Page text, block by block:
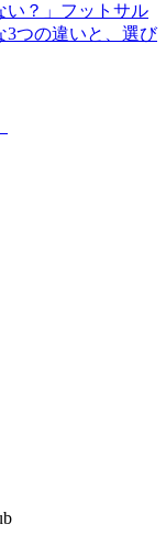
い？」フットサル
3つの違いと、選び